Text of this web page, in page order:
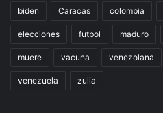
biden Caracas colombia
elecciones futbol maduro
muere vacuna venezolana
venezuela zulia